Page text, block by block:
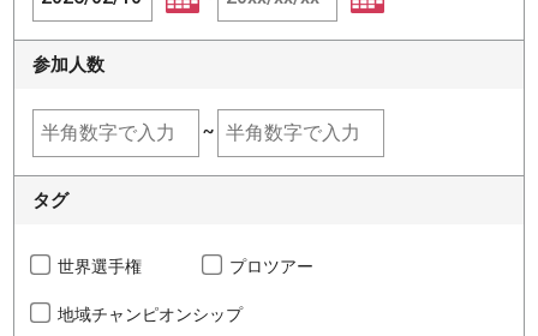
参加人数
~
タグ
世界選手権 プロツアー
地域チャンピオンシップ